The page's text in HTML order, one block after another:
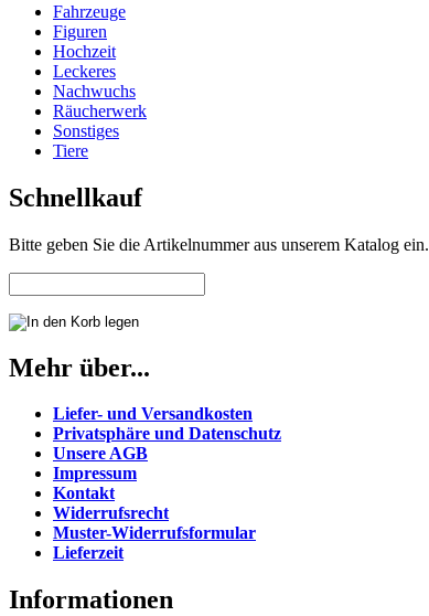
Fahrzeuge
Figuren
Hochzeit
Leckeres
Nachwuchs
Räucherwerk
Sonstiges
Tiere
Schnellkauf
Bitte geben Sie die Artikelnummer aus unserem Katalog ein.
Mehr über...
Liefer- und Versandkosten
Privatsphäre und Datenschutz
Unsere AGB
Impressum
Kontakt
Widerrufsrecht
Muster-Widerrufsformular
Lieferzeit
Informationen